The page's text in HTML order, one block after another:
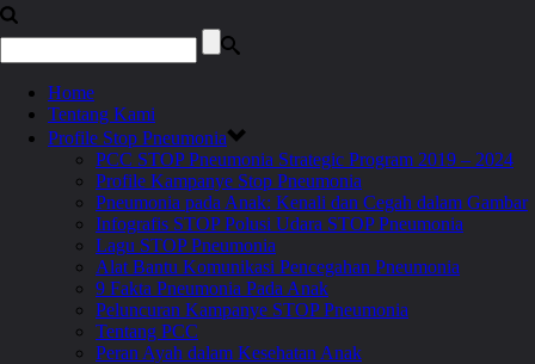
Home
Tentang Kami
Profile Stop Pneumonia
PCC STOP Pneumonia Strategic Program 2019 – 2024
Profile Kampanye Stop Pneumonia
Pneumonia pada Anak: Kenali dan Cegah dalam Gambar
Infografis STOP Polusi Udara STOP Pneumonia
Lagu STOP Pneumonia
Alat Bantu Komunikasi Pencegahan Pneumonia
9 Fakta Pneumonia Pada Anak
Peluncuran Kampanye STOP Pneumonia
Tentang PCC
Peran Ayah dalam Kesehatan Anak